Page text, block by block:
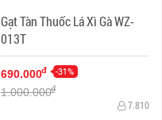
Gạt Tàn Thuốc Lá Xì Gà WZ-
013T
690.000đ -31%
1.000.000đ
7.810